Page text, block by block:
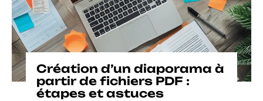
Création d’un diaporama à
partir de fichiers PDF :
étapes et astuces